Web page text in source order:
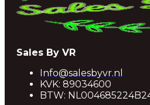
Sales By VR
Info@salesbyvr.nl
KVK: 89034600
BTW: